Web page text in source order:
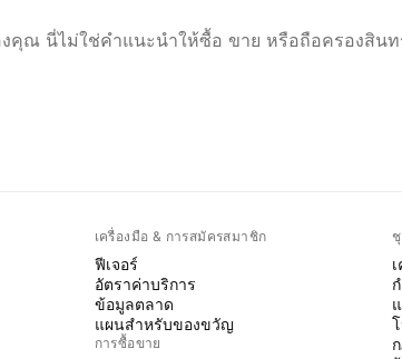
ณ นี่ไม่ใช่คำแนะนำให้ซื้อ ขาย หรือถือครองสินท
เครื่องมือ & การสมัครสมาชิก
ฟีเจอร์
อัตราค่าบริการ
ข้อมูลตลาด
แผนสำหรับของขวัญ
การซื้อขาย